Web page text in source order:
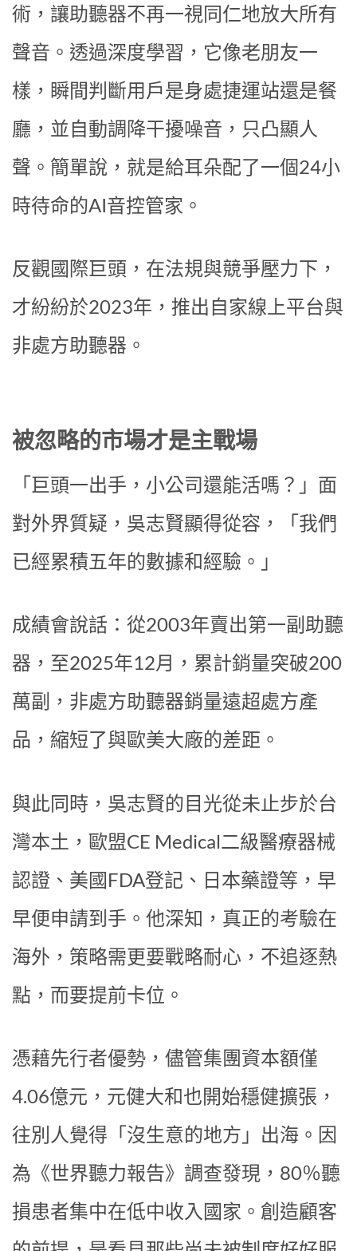
術，讓助聽器不再一視同仁地放大所有
聲音。透過深度學習，它像老朋友一
樣，瞬間判斷用戶是身處捷運站還是餐
廳，並自動調降干擾噪音，只凸顯人
聲。簡單說，就是給耳朵配了一個24小
時待命的AI音控管家。
反觀國際巨頭，在法規與競爭壓力下，
才紛紛於2023年，推出自家線上平台與
非處方助聽器。
被忽略的市場才是主戰場
「巨頭一出手，小公司還能活嗎？」面
對外界質疑，吳志賢顯得從容，「我們
已經累積五年的數據和經驗。」
成績會說話：從2003年賣出第一副助聽
器，至2025年12月，累計銷量突破200
萬副，非處方助聽器銷量遠超處方產
品，縮短了與歐美大廠的差距。
與此同時，吳志賢的目光從未止步於台
灣本土，歐盟CE Medical二級醫療器械
認證、美國FDA登記、日本藥證等，早
早便申請到手。他深知，真正的考驗在
海外，策略需更要戰略耐心，不追逐熱
點，而要提前卡位。
憑藉先行者優勢，儘管集團資本額僅
4.06億元，元健大和也開始穩健擴張，
往別人覺得「沒生意的地方」出海。因
為《世界聽力報告》調查發現，80％聽
損患者集中在低中收入國家。創造顧客